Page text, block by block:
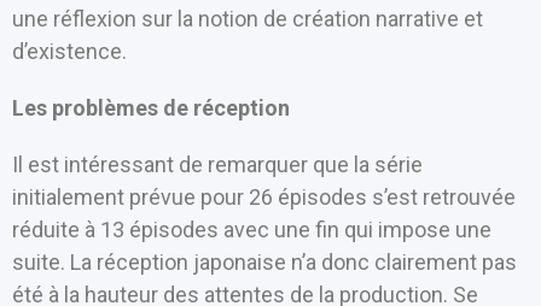
une réflexion sur la notion de création narrative et
d’existence.
Les problèmes de réception
Il est intéressant de remarquer que la série
initialement prévue pour 26 épisodes s’est retrouvée
réduite à 13 épisodes avec une fin qui impose une
suite. La réception japonaise n’a donc clairement pas
été à la hauteur des attentes de la production. Se